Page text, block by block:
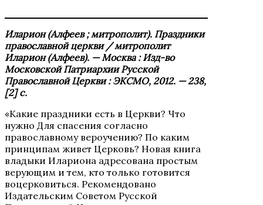
Иларион (Алфеев ; митрополит). Праздники
православной церкви / митрополит
Иларион (Алфеев). — Москва : Изд-во
Московской Патриархии Русской
Православной Церкви : ЭКСМО, 2012. — 238,
[2] с.
«Какие праздники есть в Церкви? Что
нужно Для спасения согласно
православному вероучению? По каким
принципам живет Церковь? Новая книга
владыки Илариона адресована простым
верующим и тем, кто только готовится
воцерковиться. Рекомендовано
Издательским Советом Русской